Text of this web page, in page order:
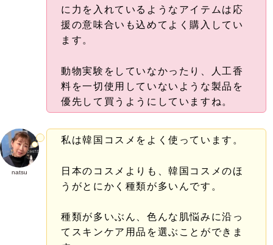
に力を入れているようなアイテムは応
援の意味合いも込めてよく購入してい
ます。
動物実験をしていなかったり、人工香
料を一切使用していないような製品を
優先して買うようにしていますね。
natsu
私は韓国コスメをよく使っています。
日本のコスメよりも、韓国コスメのほ
うがとにかく種類が多いんです。
種類が多いぶん、色んな肌悩みに沿っ
てスキンケア用品を選ぶことができま